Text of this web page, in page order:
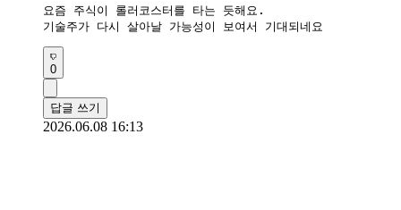
요즘 주식이 롤러코스터를 타는 듯해요.
기술주가 다시 살아날 가능성이 보여서 기대되네요
0
답글 쓰기
2026.06.08 16:13